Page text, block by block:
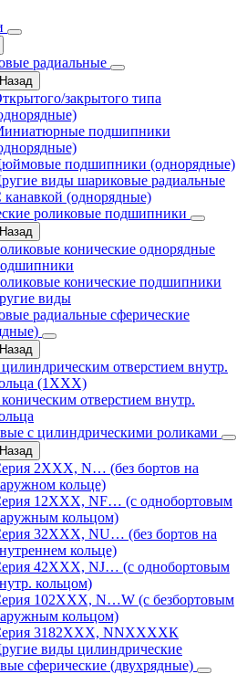
радиальные
Назад
закрытого типа
подшипники
подшипники (однорядные)
виды шариковые радиальные
канавкой (однорядные)
роликовые подшипники
Назад
конические однорядные
конические подшипники
виды
радиальные сферические
Назад
цилиндрическим отверстием внутр.
(1ХХХ)
коническим отверстием внутр.
с цилиндрическими роликами
Назад
2ХХХ, N… (без бортов на
кольце)
12ХХХ, NF… (с однобортовым
кольцом)
32ХХХ, NU… (без бортов на
кольце)
42ХХХ, NJ… (с однобортовым
кольцом)
102ХХХ, N…W (с безбортовым
кольцом)
3182ХХХ, NNХХХХК
виды цилиндрические
сферические (двухрядные)